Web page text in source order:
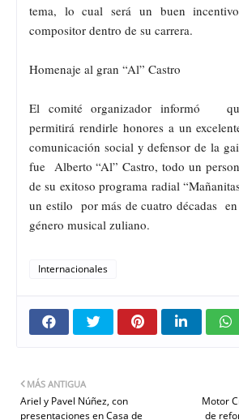
tema, lo cual será un buen
compositor dentro de su carrera.
Homenaje al gran “Al” Castro
El comité organizador informó
permitirá rendirle honores a un
comunicación social y defensor de la
fue Alberto “Al” Castro, todo un
de su exitoso programa radial
un estilo por más de cuatro décadas
género musical zuliano.
Internacionales
Motor
de
MÁS ANTIGUA
Ariel y Pavel Núñez, con
presentaciones en Casa de